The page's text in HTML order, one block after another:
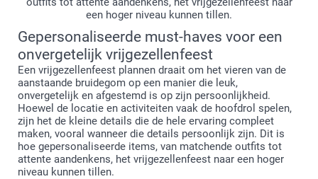
een hoger niveau kunnen tillen.
Gepersonaliseerde must-haves voor een
onvergetelijk vrijgezellenfeest
Een vrijgezellenfeest plannen draait om het vieren van de
aanstaande bruidegom op een manier die leuk,
onvergetelijk en afgestemd is op zijn persoonlijkheid.
Hoewel de locatie en activiteiten vaak de hoofdrol spelen,
zijn het de kleine details die de hele ervaring compleet
maken, vooral wanneer die details persoonlijk zijn. Dit is
hoe gepersonaliseerde items, van matchende outfits tot
attente aandenkens, het vrijgezellenfeest naar een hoger
niveau kunnen tillen.